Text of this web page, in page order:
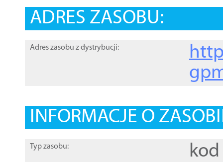
ADRES ZASOBU:
Adres zasobu z dystrybucji:
INFORMACJE O
Typ zasobu: kod